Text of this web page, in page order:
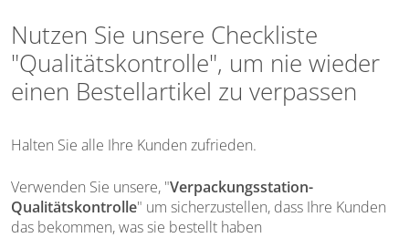
Nutzen Sie unsere Checkliste
"Qualitätskontrolle", um nie wieder
einen Bestellartikel zu verpassen
Halten Sie alle Ihre Kunden zufrieden.
Verwenden Sie unsere, "Verpackungsstation-
Qualitätskontrolle" um sicherzustellen, dass Ihre Kunden
das bekommen, was sie bestellt haben